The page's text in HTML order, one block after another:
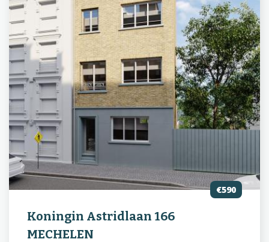
€590
Koningin Astridlaan 166
MECHELEN